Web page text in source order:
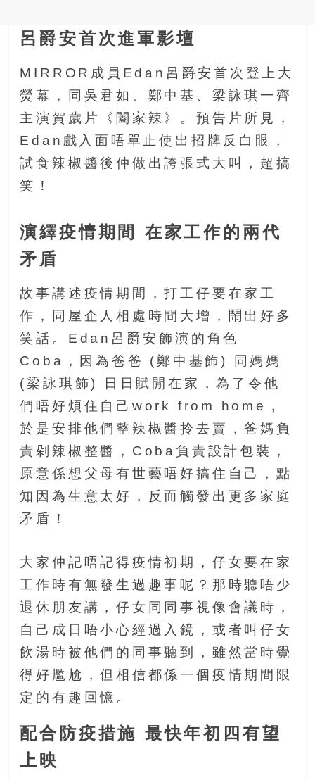
島
請
各
位
金
齡
銀
髮
的
人
們
結
歷
險，
找
尋
樂
齡
寶
藏。
一
同
抱
著
樂
觀
積
的
態
度，
迎
接
豐
盛
的
第
人
生。
呂爵安首次進軍影壇
MIRROR成員Edan呂爵安首次登上大
熒幕，同吳君如、鄭中基、梁詠琪一齊
主演賀歲片《闔家辣》。預告片所見，
Edan戲入面唔單止使出招牌反白眼，
試食辣椒醬後仲做出誇張式大叫，超搞
笑！
演繹疫情期間 在家工作的兩代
矛盾
故事講述疫情期間，打工仔要在家工
作，同屋企人相處時間大增，鬧出好多
笑話。Edan呂爵安飾演的角色
Coba，因為爸爸 (鄭中基飾) 同媽媽
(梁詠琪飾) 日日賦閒在家，為了令他
們唔好煩住自己work from home，
於是安排他們整辣椒醬拎去賣，爸媽負
責剁辣椒整醬，Coba負責設計包裝，
原意係想父母有世藝唔好搞住自己，點
知因為生意太好，反而觸發出更多家庭
矛盾！
大家仲記唔記得疫情初期，仔女要在家
工作時有無發生過趣事呢？那時聽唔少
退休朋友講，仔女同同事視像會議時，
自己成日唔小心經過入鏡，或者叫仔女
飲湯時被他們的同事聽到，雖然當時覺
得好尷尬，但相信都係一個疫情期間限
定的有趣回憶。
配合防疫措施 最快年初四有望
上映